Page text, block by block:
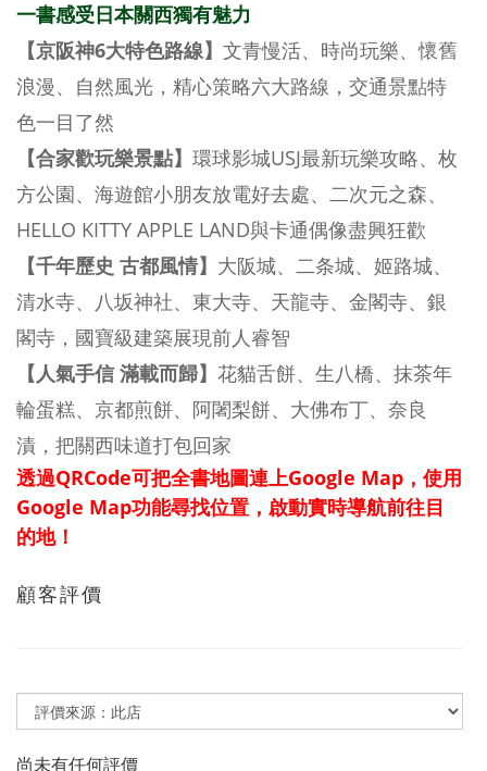
一書感受日本關西獨有魅力
【京阪神6大特色路線】 文青慢活、時尚玩樂、懷舊
浪漫、自然風光，精心策略六大路線，交通景點特
色一目了然
【合家歡玩樂景點】 環球影城USJ最新玩樂攻略、枚
方公園、海遊館小朋友放電好去處、二次元之森、
HELLO KITTY APPLE LAND與卡通偶像盡興狂歡
【千年歷史 古都風情】 大阪城、二条城、姬路城、
清水寺、八坂神社、東大寺、天龍寺、金閣寺、銀
閣寺，國寶級建築展現前人睿智
【人氣手信 滿載而歸】 花貓舌餅、生八橋、抹茶年
輪蛋糕、京都煎餅、阿闍梨餅、大佛布丁、奈良
漬，把關西味道打包回家
透過QRCode可把全書地圖連上Google Map，使用
Google Map功能尋找位置，啟動實時導航前往目
的地！
顧客評價
尚未有任何評價